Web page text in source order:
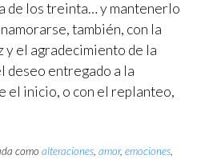
de los treinta… y mantenerlo
también, con la
y el agradecimiento de la
deseo entregado a la
el inicio, o con el replanteo,
como alteraciones, amor, emociones,